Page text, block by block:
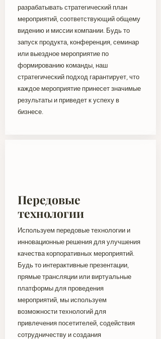
разрабатывать стратегический план
мероприятий, соответствующий общему
видению и миссии компании. Будь то
запуск продукта, конференция, семинар
или выездное мероприятие по
формированию команды, наш
стратегический подход гарантирует, что
каждое мероприятие принесет значимые
результаты и приведет к успеху в
бизнесе.
Передовые
технологии
Используем передовые технологии и
инновационные решения для улучшения
качества корпоративных мероприятий.
Будь то интерактивные презентации,
прямые трансляции или виртуальные
платформы для проведения
мероприятий, мы используем
возможности технологий для
привлечения посетителей, содействия
сотрудничеству и создания